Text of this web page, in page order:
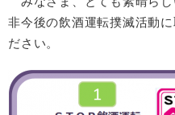
非今後の飲酒運転撲滅活動
ださい。